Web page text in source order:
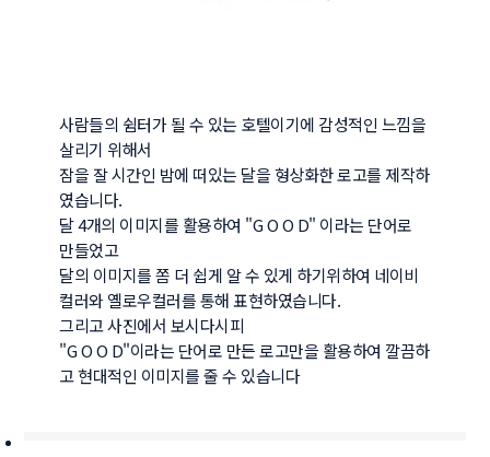
사람들의 쉼터가 될 수 있는 호텔이기에 감성적인 느낌을
살리기 위해서
잠을 잘 시간인 밤에 떠있는 달을 형상화한 로고를 제작하
였습니다.
달 4개의 이미지를 활용하여 "G O O D" 이라는 단어로
만들었고
달의 이미지를 쫌 더 쉽게 알 수 있게 하기위하여 네이비
컬러와 옐로우컬러를 통해 표현하였습니다.
그리고 사진에서 보시다시피
"G O O D"이라는 단어로 만든 로고만을 활용하여 깔끔하
고 현대적인 이미지를 줄 수 있습니다